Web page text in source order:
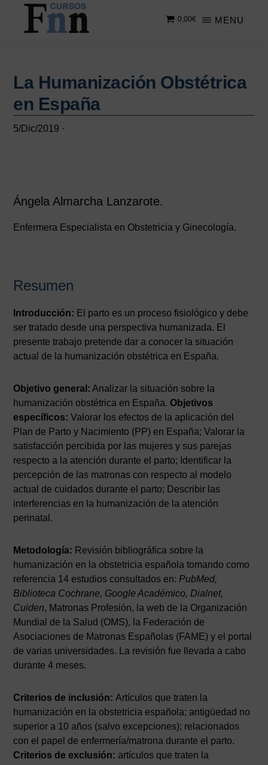
Saltar
contenido
Saltar
principal
online
MENU
0,00€
La Humanización Obstétrica
en España
5/Dic/2019 ·
Ángela Almarcha Lanzarote.
Enfermera Especialista en Obstetricia y Ginecología.
Resumen
Introducción: El parto es un proceso fisiológico y debe
ser tratado desde una perspectiva humanizada. El
presente trabajo pretende dar a conocer la situación
actual de la humanización obstétrica en España.
Objetivo general: Analizar la situación sobre la
humanización obstétrica en España.Objetivos
específicos: Valorar los efectos de la aplicación del
Plan de Parto y Nacimiento (PP) en España; Valorar la
satisfacción percibida por las mujeres y sus parejas
respecto a la atención durante el parto; Identificar la
percepción de las matronas con respecto al modelo
actual de cuidados durante el parto; Describir las
interferencias en la humanización de la atención
perinatal.
Metodología: Revisión bibliográfica sobre la
humanización en la obstetricia española tomando como
referencia 14 estudios consultados en: PubMed,
Biblioteca Cochrane, Google Académico, Dialnet,
Cuiden, Matronas Profesión, la web de la Organización
Mundial de la Salud (OMS), la Federación de
Asociaciones de Matronas Españolas (FAME) y el portal
de varias universidades. La revisión fue llevada a cabo
durante 4 meses.
Criterios de inclusión:Artículos que traten la
humanización en la obstetricia española; antigüedad no
superior a 10 años (salvo excepciones); relacionados
con el papel de enfermería/matrona durante el parto.
Criterios de exclusión: artículos que traten la